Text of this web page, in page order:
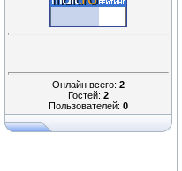
Онлайн всего: 2
Гостей: 2
Пользователей: 0